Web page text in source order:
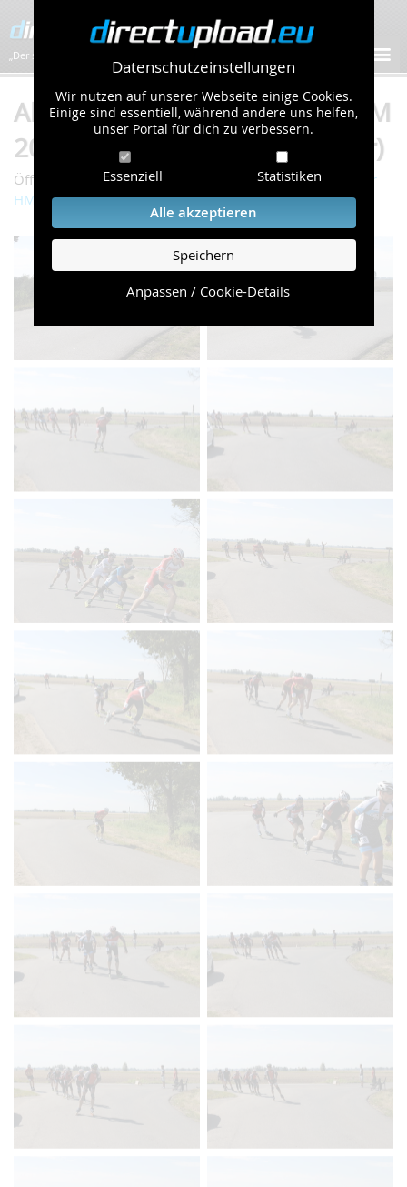
Datenschutzeinstellungen
Wir nutzen auf unserer Webseite einige Cookies.
Einige sind essentiell, während andere uns helfen,
unser Portal für dich zu verbessern.
Essenziell Statistiken
Alle akzeptieren
Speichern
Anpassen / Cookie-Details
„Der schnellste Bilder-Hoster im Web!”
Album "7. Reitweiner Skater HM
2015" von reitweiner (68 Bilder)
Öffentliche Galerie/Sport & Freizeit
7. Reitweiner Skater
HM 2015